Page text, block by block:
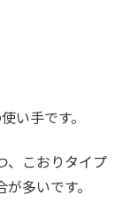
い手です。
、こおりタイプ
多いです。